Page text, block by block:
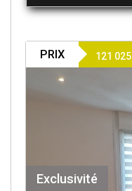
PRIX 121 025
Exclusivité